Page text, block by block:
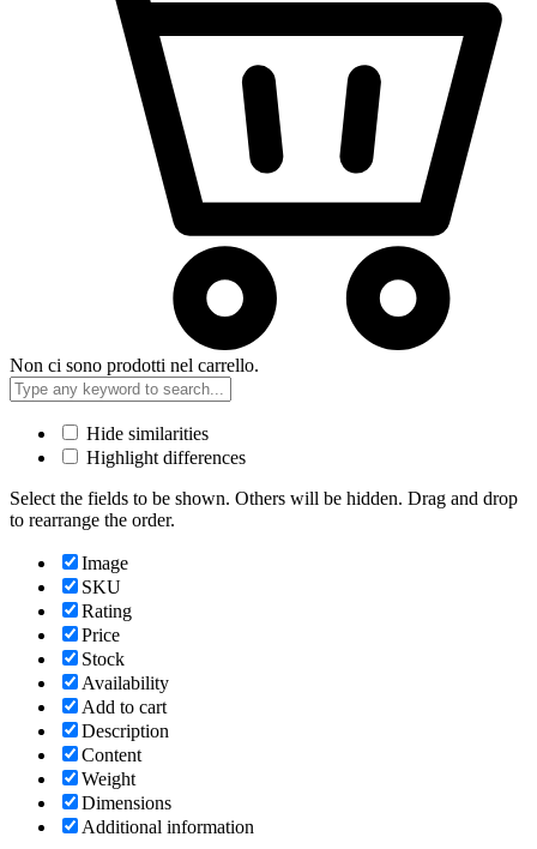
Non ci sono prodotti nel carrello.
Hide similarities
Highlight differences
Select the fields to be shown. Others will be hidden. Drag and drop
to rearrange the order.
Image
SKU
Rating
Price
Stock
Availability
Add to cart
Description
Content
Weight
Dimensions
Additional information